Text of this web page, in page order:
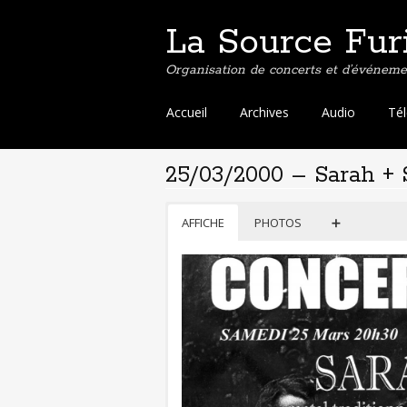
La Source
Organisation de concerts et
Aller
contenu
principal
Accueil Archives Audio
25/03/2000 – Sarah +
AFFICHE PHOTOS ➕